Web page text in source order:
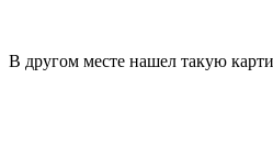
В другом месте нашел такую